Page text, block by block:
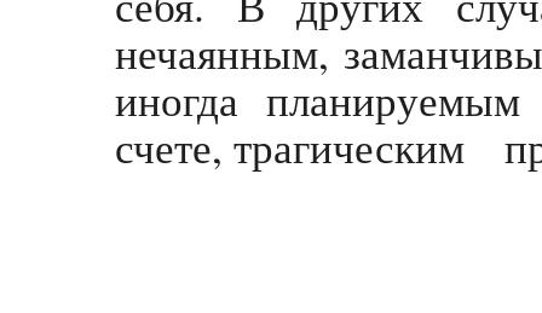
нечаянным,
иногда
счете, трагическим